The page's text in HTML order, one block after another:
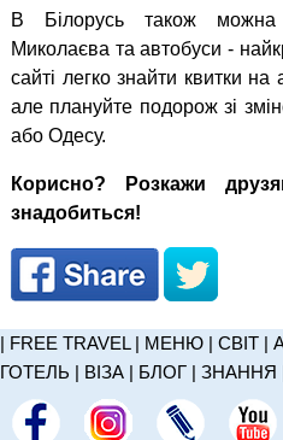
В Білорусь також
Миколаєва та автобуси -
сайті легко знайти квитки на
але плануйте подорож зі
або Одесу.
Корисно? Розкажи
знадобиться!
| FREE TRAVEL| МЕНЮ | СВІТ |
ГОТЕЛЬ | ВІЗА | БЛОГ | ЗНАННЯ